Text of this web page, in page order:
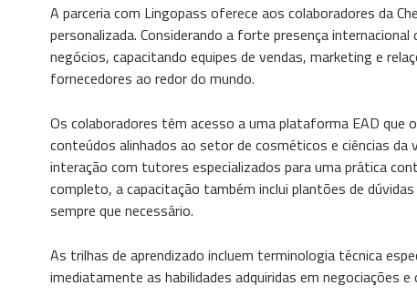
A parceria com Lingopass oferece aos colaboradores da
personalizada. Considerando a forte presença
negócios, capacitando equipes de vendas, marketing e
fornecedores ao redor do mundo.
Os colaboradores têm acesso a uma plataforma EAD que
conteúdos alinhados ao setor de cosméticos e ciências
interação com tutores especializados para uma prática
completo, a capacitação também inclui plantões de
sempre que necessário.
As trilhas de aprendizado incluem terminologia técnica
imediatamente as habilidades adquiridas em negociações